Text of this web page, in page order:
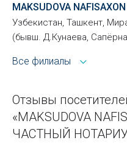
MAKSUDOVA
Узбекистан, Ташкент,
(бывш. Д.Кунаева,
Все филиалы
Отзывы
«MAKSUDOVA
ЧАСТНЫЙ